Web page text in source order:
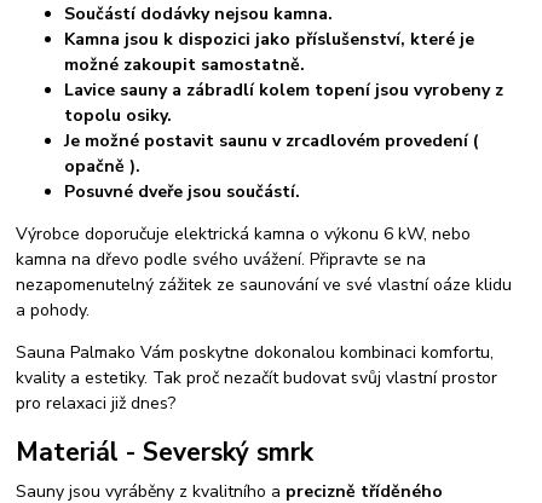
Součástí dodávky nejsou kamna.
Kamna jsou k dispozici jako příslušenství, které je
možné zakoupit samostatně.
Lavice sauny a zábradlí kolem topení jsou vyrobeny z
topolu osiky.
Je možné postavit saunu v zrcadlovém provedení (
opačně ).
Posuvné dveře jsou součástí.
Výrobce doporučuje elektrická kamna o výkonu 6 kW, nebo
kamna na dřevo podle svého uvážení. Připravte se na
nezapomenutelný zážitek ze saunování ve své vlastní oáze klidu
a pohody.
Sauna Palmako Vám poskytne dokonalou kombinaci komfortu,
kvality a estetiky. Tak proč nezačít budovat svůj vlastní prostor
pro relaxaci již dnes?
Materiál - Severský smrk
Sauny jsou vyráběny z kvalitního a precizně tříděného